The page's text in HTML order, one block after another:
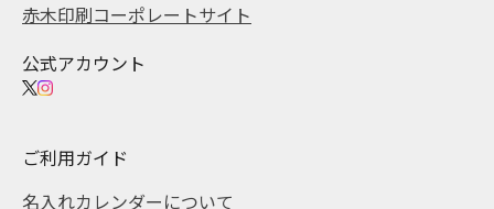
赤木印刷コーポレートサイト
公式アカウント
ご利用ガイド
名入れカレンダーについて